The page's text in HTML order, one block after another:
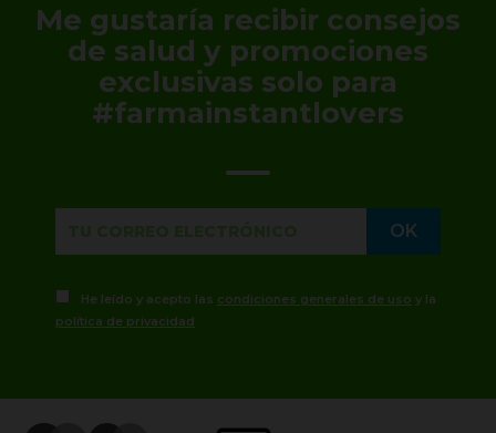
Me gustaría recibir consejos
de salud y promociones
exclusivas solo para
#farmainstantlovers
He leído y acepto las condiciones generales de uso y la
política de privacidad